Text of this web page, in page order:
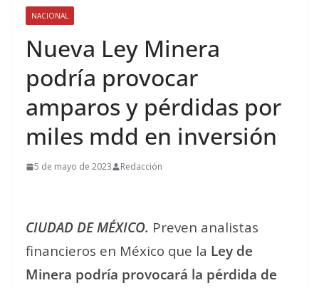
NACIONAL
Nueva Ley Minera
podría provocar
amparos y pérdidas por
miles mdd en inversión
5 de mayo de 2023 Redacción
CIUDAD DE MÉXICO. Preven analistas
financieros en México que la Ley de
Minera podría provocará la pérdida de